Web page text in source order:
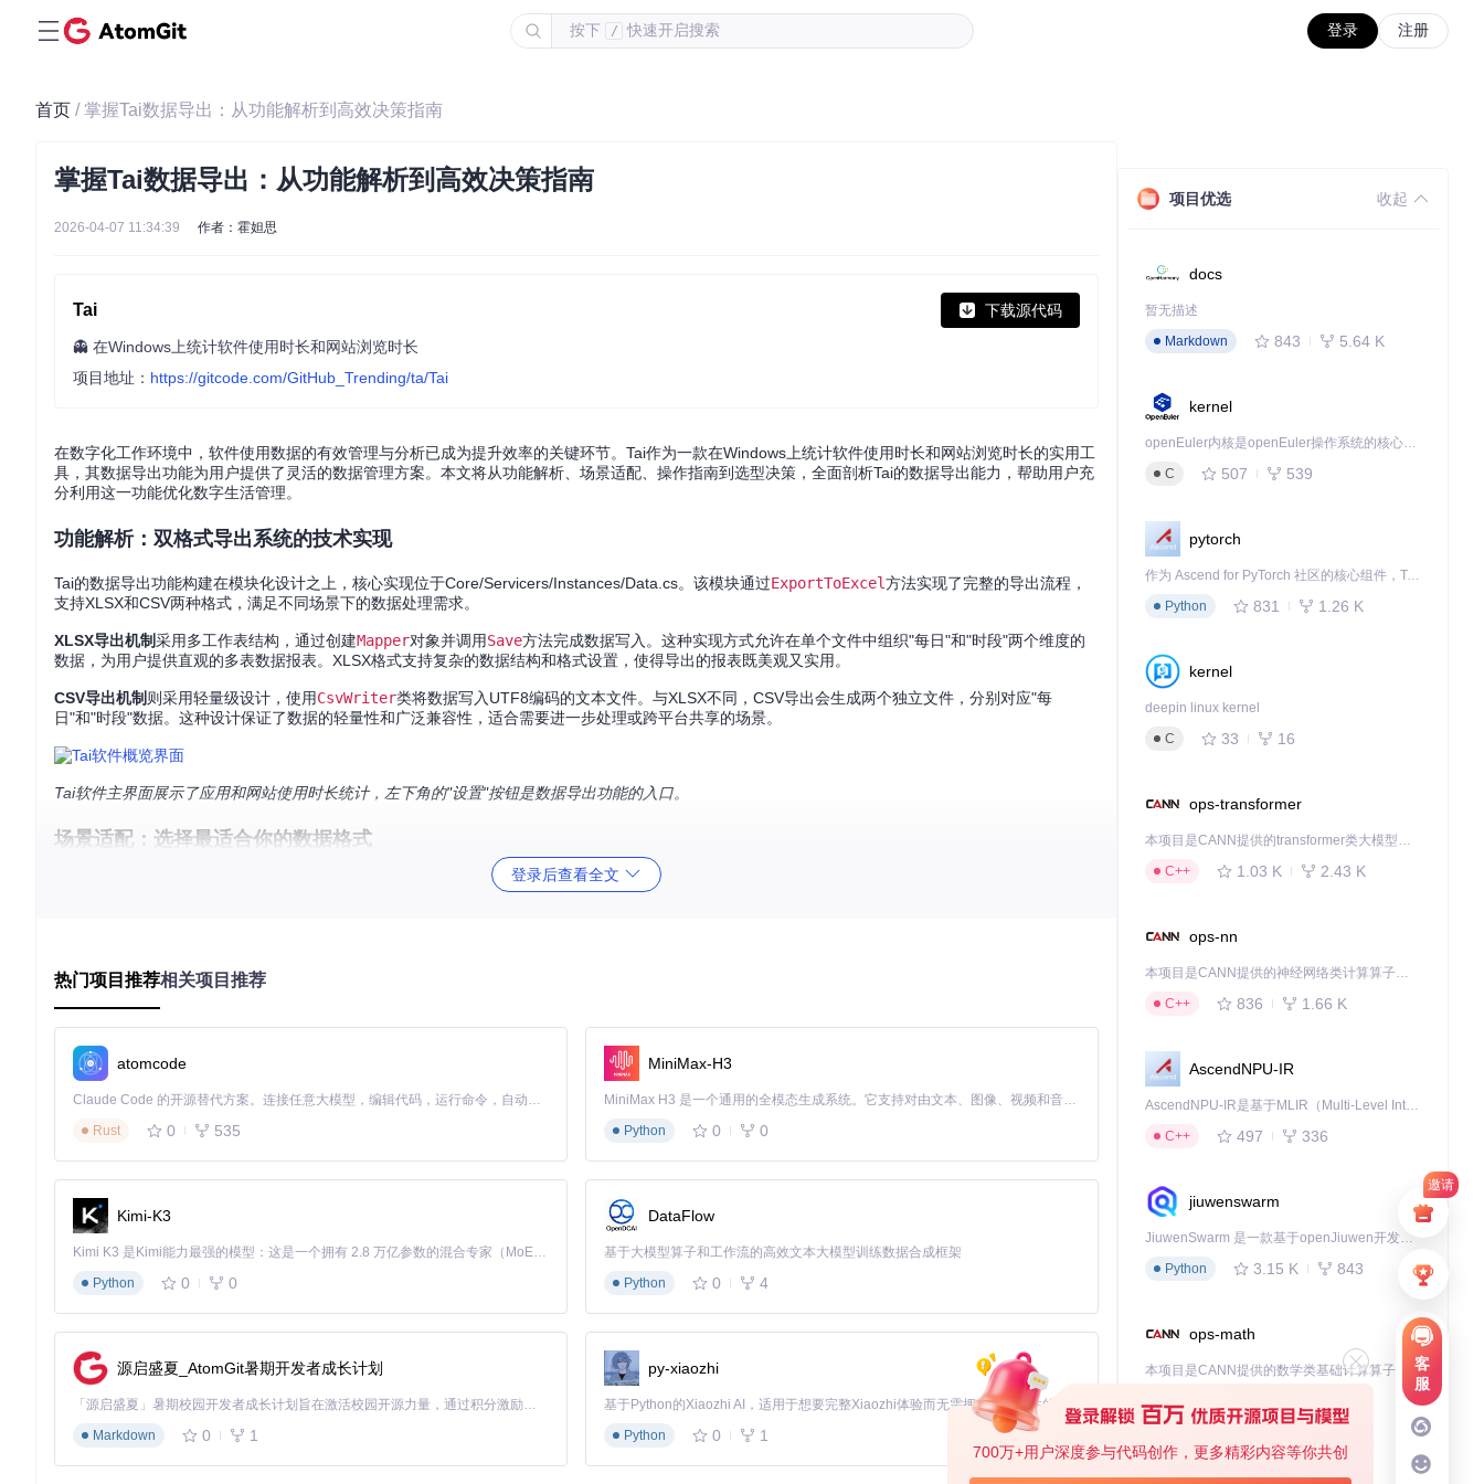
按下 / 快速开启搜索 登录 注册
邀请
客
服
700万+用户深度参与代码创作，更多精彩内容等你共创
首页 / 掌握Tai数据导出：从功能解析到高效决策指南
掌握Tai数据导出：从功能解析到高效决策指南
2026-04-07 11:34:39 作者：霍妲思
Tai 下载源代码
👻 在Windows上统计软件使用时长和网站浏览时长
项目地址： https://gitcode.com/GitHub_Trending/ta/Tai
在数字化工作环境中，软件使用数据的有效管理与分析已成为提升效率的关键环节。Tai作为一款在Windows上统计软件使用时长和网站浏览时长的实用工
具，其数据导出功能为用户提供了灵活的数据管理方案。本文将从功能解析、场景适配、操作指南到选型决策，全面剖析Tai的数据导出能力，帮助用户充
分利用这一功能优化数字生活管理。
功能解析：双格式导出系统的技术实现
Tai的数据导出功能构建在模块化设计之上，核心实现位于Core/Servicers/Instances/Data.cs。该模块通过ExportToExcel方法实现了完整的导出流程，
支持XLSX和CSV两种格式，满足不同场景下的数据处理需求。
XLSX导出机制采用多工作表结构，通过创建Mapper对象并调用Save方法完成数据写入。这种实现方式允许在单个文件中组织"每日"和"时段"两个维度的
数据，为用户提供直观的多表数据报表。XLSX格式支持复杂的数据结构和格式设置，使得导出的报表既美观又实用。
CSV导出机制 则采用轻量级设计，使用CsvWriter类将数据写入UTF8编码的文本文件。与XLSX不同，CSV导出会生成两个独立文件，分别对应"每
日"和"时段"数据。这种设计保证了数据的轻量性和广泛兼容性，适合需要进一步处理或跨平台共享的场景。
Tai软件主界面展示了应用和网站使用时长统计，左下角的"设置"按钮是数据导出功能的入口。
场景适配：选择最适合你的数据格式
不同的数据格式适用于不同的使用场景，理解这些场景差异是高效利用Tai导出功能的关键。
操作指南：三步完成数据导出
使用Tai的数据导出功能只需简单三步：
这一简洁的操作流程背后，是UI/Controls/SettingPanel/SettingPanel.cs中实现的交互逻辑。该模块通过
界面，确保整个导出过程流畅高效。
选型决策：XLSX与CSV的深度对比
格式缺点
日常查看、数据展示
XLSX ：格式丰富，支持图表，直观易读 文件体积较大，需要Excel支持
多工作表，样式丰富
登录后查看全文
热门项目推荐相关项目推荐
atomcode
Claude Code 的开源替代方案。连接任意大模型，编辑代码，运行命令，自动验证 — 全自动执行。用 Rust 构建，极致性能。 ｜ An open-source alternative to Claude Code. Connect any LLM, edit code, run commands, and verify changes — autonomously. Built in Rust for speed. Get Started
Rust
0 535
MiniMax-H3
MiniMax H3 是一个通用的全模态生成系统。它支持对由文本、图像、视频和音频组成的多模态上下文进行统一理解，并能生成分辨率高达 2K、时长可达 15 秒的带原生立体声音频的视频。得益于面向任务泛化的系统设计，H3 在预训练阶段就已具备广泛的多模态上下文理解与生成能力，能够出色地执行复杂的多模态指令。
Python
0 0
Kimi-K3
Kimi K3 是Kimi能力最强的模型：这是一个拥有 2.8 万亿参数的混合专家（MoE）模型，具备原生视觉理解能力，并支持 100 万 token 的上下文窗口。
Python
0 0
DataFlow
基于大模型算子和工作流的高效文本大模型训练数据合成框架
Python
0 4
源启盛夏_AtomGit暑期开发者成长计划
「源启盛夏」暑期校园开发者成长计划旨在激活校园开源力量，通过积分激励、认证扶持、资源倾斜等形式，引导高校组织和开发者完成「入驻 — 建项目 — 做贡献 — 获认证 — 得资源」的完整闭环。无论你是想带领社团入驻平台的组织者，还是希望用代码贡献证明自己的开发者，都能在这里找到属于你的成长路径。
Markdown
0 1
py-xiaozhi
基于Python的Xiaozhi AI，适用于想要完整Xiaozhi体验而无需拥有专用硬件的用户。
Python
0 1
项目优选 收起
docs
暂无描述
Markdown
843 5.64 K
kernel
openEuler内核是openEuler操作系统的核心，既是系统性能与稳定性的基石，也是连接处理器、设备与服务的桥梁。
C
507 539
pytorch
作为 Ascend for PyTorch 社区的核心组件，TorchNPU 是昇腾专为 PyTorch 打造的深度学习适配插件，使 PyTorch 框架能够直接调用昇腾 NPU，为开发者提供昇腾 AI 处理器的超强算力。
Python
831 1.26 K
kernel
deepin linux kernel
C
33 16
ops-transformer
本项目是CANN提供的transformer类大模型算子库，实现网络在NPU上加速计算。
C++
1.03 K 2.43 K
ops-nn
本项目是CANN提供的神经网络类计算算子库，实现网络在NPU上加速计算。
C++
836 1.66 K
AscendNPU-IR
AscendNPU-IR是基于MLIR（Multi-Level Intermediate Representation）构建的，面向昇腾亲和算子编译时使用的中间表示，提供昇腾完备表达能力，通过编译优化提升昇腾AI处理器计算效率，支持通过生态框架使能昇腾AI处理器与深度调优
C++
497 336
jiuwenswarm
JiuwenSwarm 是一款基于openJiuwen开发的智能AI Agent，它能够将大语言模型的强大能力，通过你日常使用的各类通讯应用，直接延伸至你的指尖。
Python
3.15 K 843
ops-math
C++
deveco-code